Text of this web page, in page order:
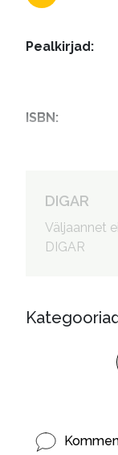
Pealkirjad:
ISBN:
DIGAR
Väljaannet
DIGAR